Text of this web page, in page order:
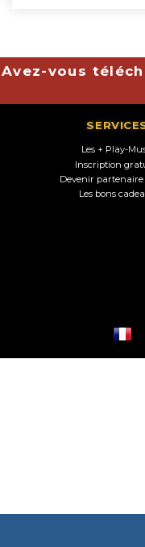
Avez-vous
Les + Play-
Inscription
Devenir partenaire
Les bons